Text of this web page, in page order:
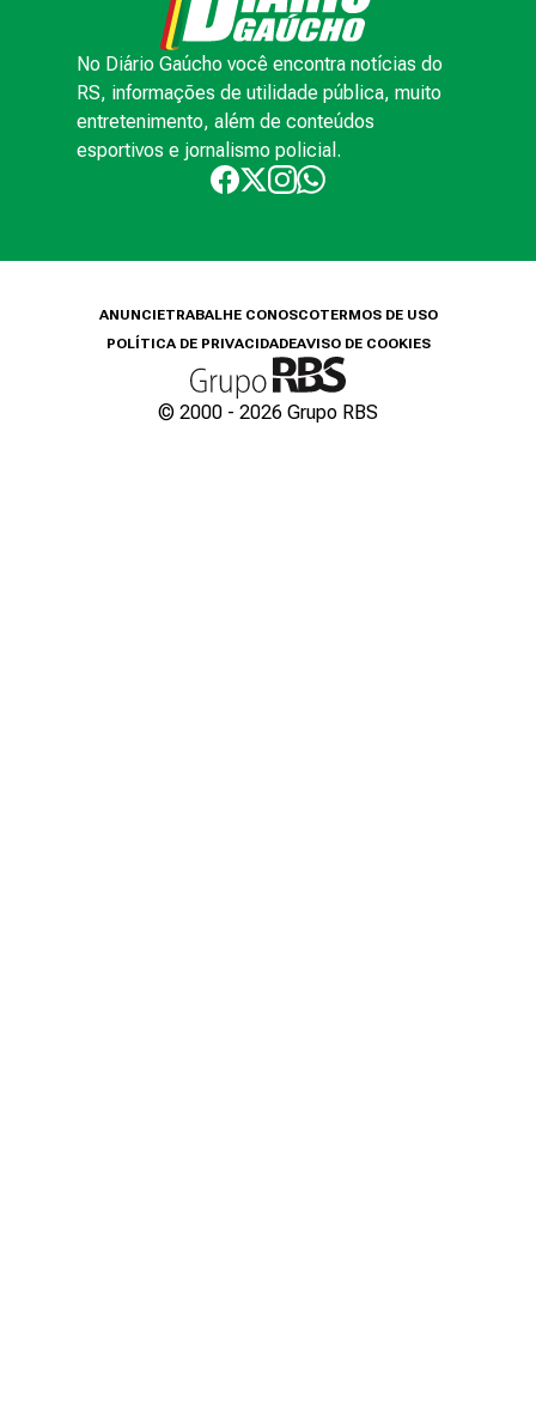
No Diário Gaúcho você encontra notícias do
RS, informações de utilidade pública, muito
entretenimento, além de conteúdos
esportivos e jornalismo policial.
ANUNCIETRABALHE CONOSCOTERMOS DE USO
POLÍTICA DE PRIVACIDADEAVISO DE COOKIES
© 2000 - 2026 Grupo RBS